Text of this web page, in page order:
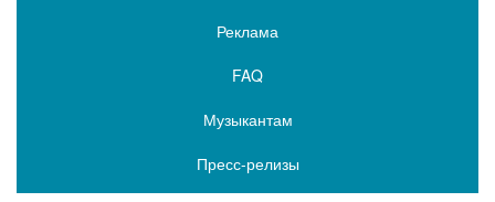
Реклама
FAQ
Музыкантам
Пресс-релизы